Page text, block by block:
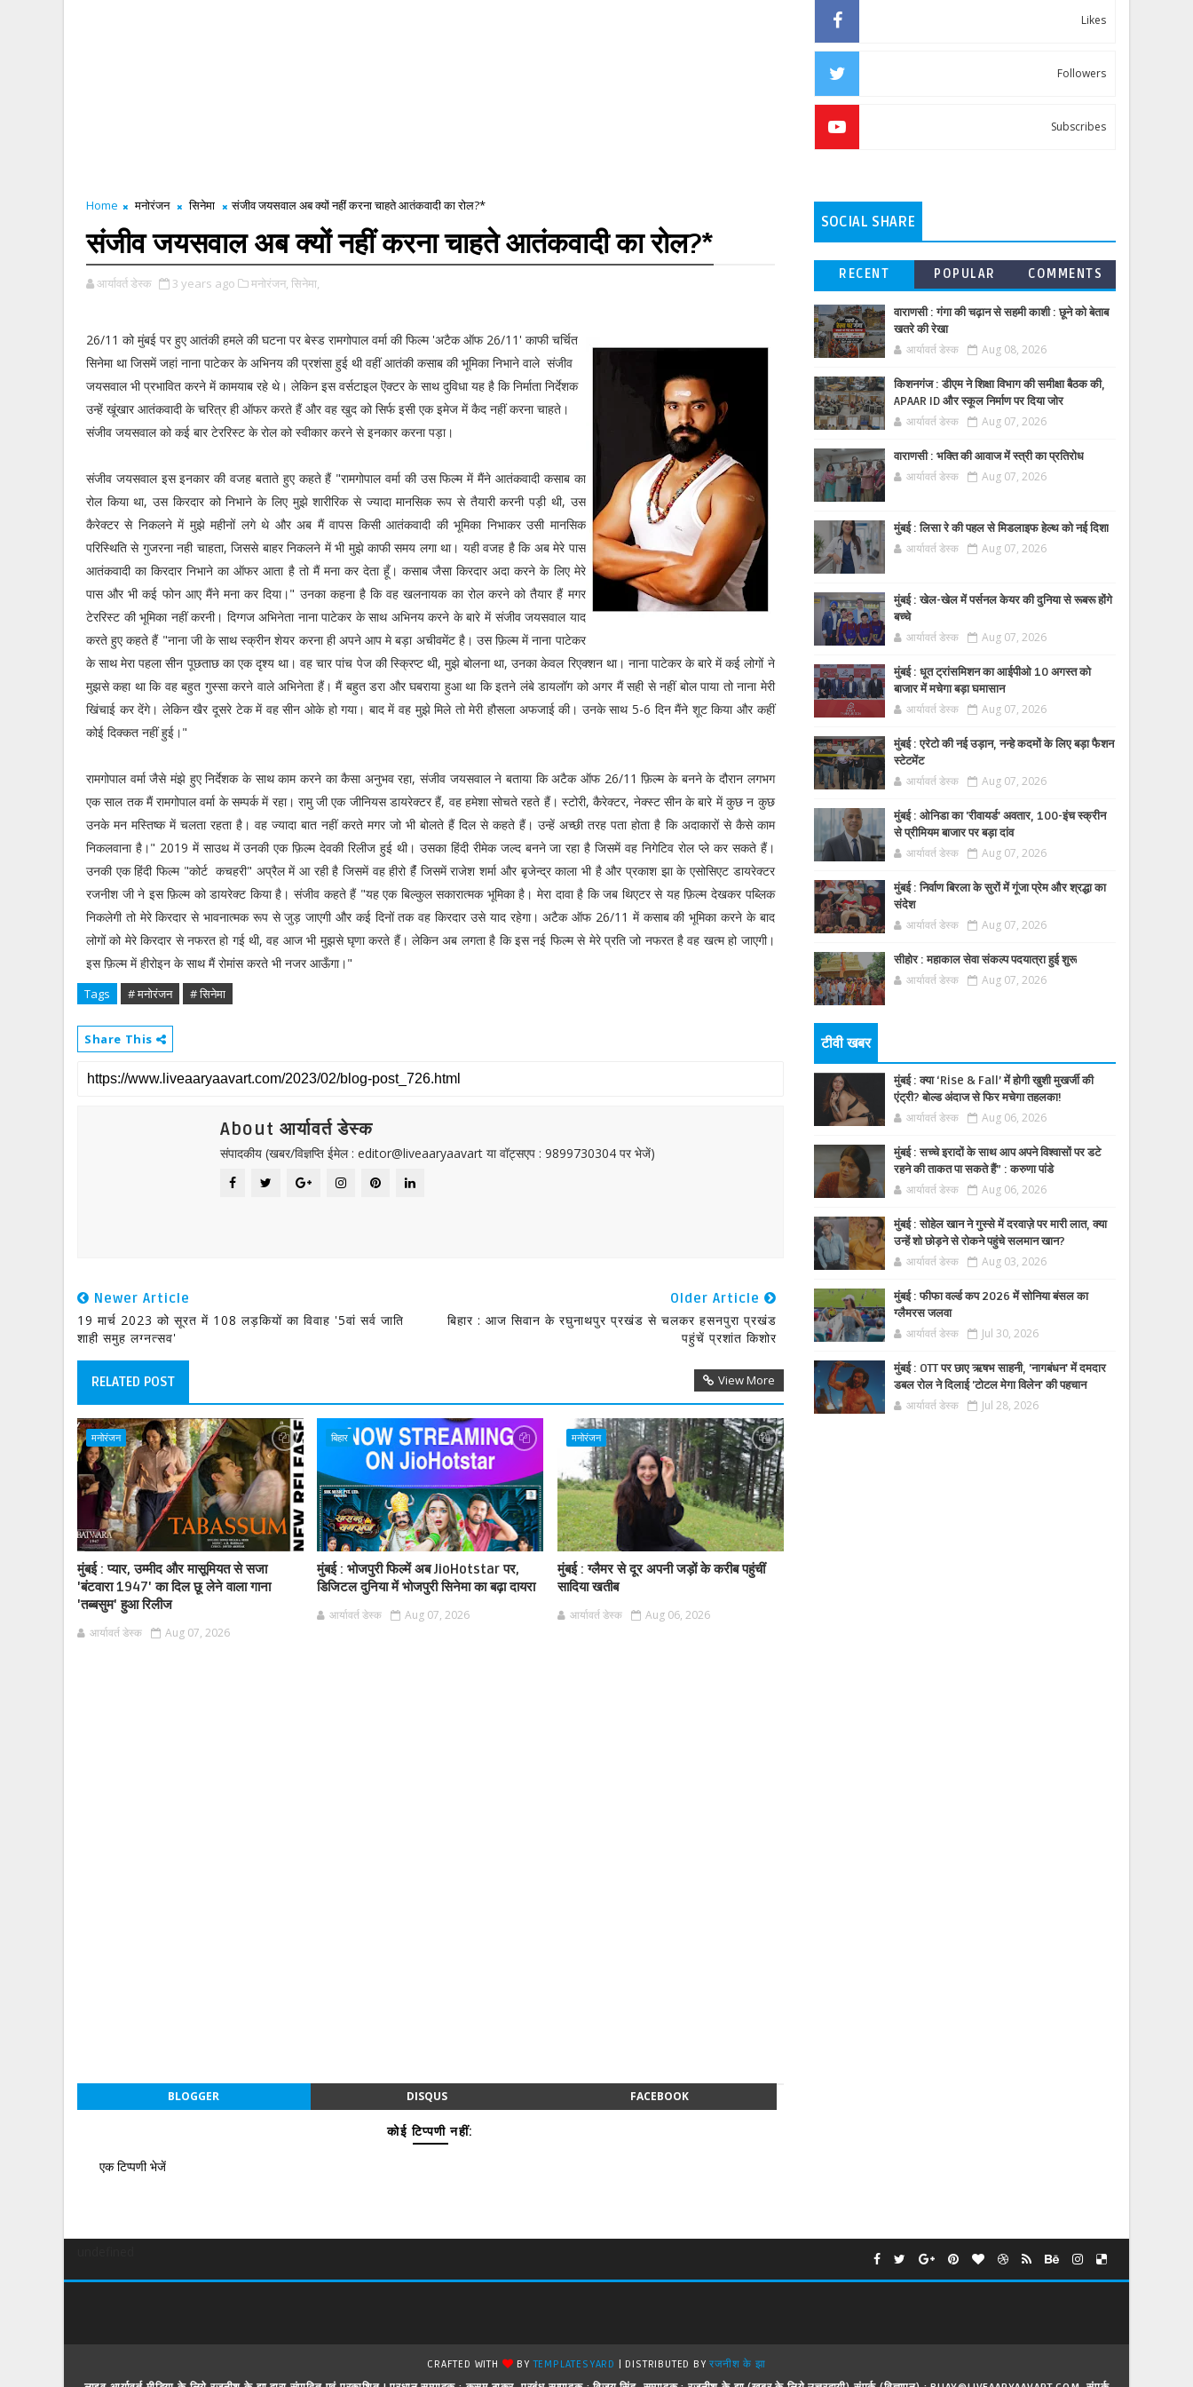
Home मनोरंजन सिनेमा संजीव जयसवाल अब क्यों नहीं करना चाहते आतंकवादी का रोल?*
संजीव जयसवाल अब क्यों नहीं करना चाहते आतंकवादी का रोल?*
आर्यावर्त डेस्क 3 years ago मनोरंजन, सिनेमा,
26/11 को मुंबई पर हुए आतंकी हमले की घटना पर बेस्ड रामगोपाल वर्मा की फिल्म 'अटैक ऑफ 26/11' काफी चर्चित
सिनेमा था जिसमें जहां नाना पाटेकर के अभिनय की प्रशंसा हुई थी वहीं आतंकी कसाब की भूमिका निभाने वाले संजीव
जयसवाल भी प्रभावित करने में कामयाब रहे थे। लेकिन इस वर्सटाइल ऎक्टर के साथ दुविधा यह है कि निर्माता निर्देशक
उन्हें खूंखार आतंकवादी के चरित्र ही ऑफर करते हैं और वह खुद को सिर्फ इसी एक इमेज में कैद नहीं करना चाहते।
संजीव जयसवाल को कई बार टेररिस्ट के रोल को स्वीकार करने से इनकार करना पड़ा।
संजीव जयसवाल इस इनकार की वजह बताते हुए कहते हैं "रामगोपाल वर्मा की उस फिल्म में मैंने आतंकवादी कसाब का
रोल किया था, उस किरदार को निभाने के लिए मुझे शारीरिक से ज्यादा मानसिक रूप से तैयारी करनी पड़ी थी, उस
कैरेक्टर से निकलने में मुझे महीनों लगे थे और अब मैं वापस किसी आतंकवादी की भूमिका निभाकर उसी मानसिक
परिस्थिति से गुजरना नही चाहता, जिससे बाहर निकलने में भी मुझे काफी समय लगा था। यही वजह है कि अब मेरे पास
आतंकवादी का किरदार निभाने का ऑफर आता है तो मैं मना कर देता हूँ। कसाब जैसा किरदार अदा करने के लिए मेरे
पास और भी कई फोन आए मैंने मना कर दिया।" उनका कहना है कि वह खलनायक का रोल करने को तैयार हैं मगर
टेररिस्ट की भूमिका नहीं करनी। दिग्गज अभिनेता नाना पाटेकर के साथ अभिनय करने के बारे में संजीव जयसवाल याद
करते हुए कहते हैं "नाना जी के साथ स्क्रीन शेयर करना ही अपने आप मे बड़ा अचीवमेंट है। उस फ़िल्म में नाना पाटेकर
के साथ मेरा पहला सीन पूछताछ का एक दृश्य था। वह चार पांच पेज की स्क्रिप्ट थी, मुझे बोलना था, उनका केवल रिएक्शन था। नाना पाटेकर के बारे में कई लोगों ने
मुझसे कहा था कि वह बहुत गुस्सा करने वाले अभिनेता हैं। मैं बहुत डरा और घबराया हुआ था कि इतने लंबे डायलॉग को अगर मैं सही से नहीं बोल पाया तो नाना मेरी
खिंचाई कर देंगे। लेकिन खैर दूसरे टेक में वह सीन ओके हो गया। बाद में वह मुझे मिले तो मेरी हौसला अफजाई की। उनके साथ 5-6 दिन मैंने शूट किया और कहीं
कोई दिक्कत नहीं हुई।"
रामगोपाल वर्मा जैसे मंझे हुए निर्देशक के साथ काम करने का कैसा अनुभव रहा, संजीव जयसवाल ने बताया कि अटैक ऑफ 26/11 फ़िल्म के बनने के दौरान लगभग
एक साल तक मैं रामगोपाल वर्मा के सम्पर्क में रहा। रामु जी एक जीनियस डायरेक्टर हैं, वह हमेशा सोचते रहते हैं। स्टोरी, कैरेक्टर, नेक्स्ट सीन के बारे में कुछ न कुछ
उनके मन मस्तिष्क में चलता रहता है। वह ज्यादा बात नहीं करते मगर जो भी बोलते हैं दिल से कहते हैं। उन्हें अच्छी तरह पता होता है कि अदाकारों से कैसे काम
निकलवाना है।" 2019 में साउथ में उनकी एक फ़िल्म देवकी रिलीज हुई थी। उसका हिंदी रीमेक जल्द बनने जा रहा है जिसमें वह निगेटिव रोल प्ले कर सकते हैं।
उनकी एक हिंदी फिल्म "कोर्ट कचहरी" अप्रैल में आ रही है जिसमें वह हीरो हैंं जिसमें राजेश शर्मा और बृजेन्द्र काला भी है और प्रकाश झा के एसोसिएट डायरेक्टर
रजनीश जी ने इस फ़िल्म को डायरेक्ट किया है। संजीव कहते हैं "यह एक बिल्कुल सकारात्मक भूमिका है। मेरा दावा है कि जब थिएटर से यह फ़िल्म देखकर पब्लिक
निकलेगी तो मेरे किरदार से भावनात्मक रूप से जुड़ जाएगी और कई दिनों तक वह किरदार उसे याद रहेगा। अटैक ऑफ 26/11 में कसाब की भूमिका करने के बाद
लोगों को मेरे किरदार से नफरत हो गई थी, वह आज भी मुझसे घृणा करते हैं। लेकिन अब लगता है कि इस नई फिल्म से मेरे प्रति जो नफरत है वह खत्म हो जाएगी।
इस फ़िल्म में हीरोइन के साथ मैं रोमांस करते भी नजर आऊँगा।"
Tags # मनोरंजन # सिनेमा
Share This
About आर्यावर्त डेस्क
संपादकीय (खबर/विज्ञप्ति ईमेल : editor@liveaaryaavart या वॉट्सएप : 9899730304 पर भेजें)
Newer Article
19 मार्च 2023 को सूरत में 108 लड़कियों का विवाह '5वां सर्व जाति
शाही समुह लग्नत्सव'
Older Article
बिहार : आज सिवान के रघुनाथपुर प्रखंड से चलकर हसनपुरा प्रखंड
पहुंचें प्रशांत किशोर
RELATED POST View More
मनोरंजन
मुंबई : प्यार, उम्मीद और मासूमियत से सजा
'बंटवारा 1947' का दिल छू लेने वाला गाना
'तब्बसुम' हुआ रिलीज
आर्यावर्त डेस्क Aug 07, 2026
बिहार
मुंबई : भोजपुरी फिल्में अब JioHotstar पर,
डिजिटल दुनिया में भोजपुरी सिनेमा का बढ़ा दायरा
आर्यावर्त डेस्क Aug 07, 2026
मनोरंजन
मुंबई : ग्लैमर से दूर अपनी जड़ों के करीब पहुंचीं
सादिया खतीब
आर्यावर्त डेस्क Aug 06, 2026
BLOGGER DISQUS FACEBOOK
कोई टिप्पणी नहीं:
एक टिप्पणी भेजें
Likes
Followers
Subscribes
SOCIAL SHARE
RECENT POPULAR COMMENTS
वाराणसी : गंगा की चढ़ान से सहमी काशी : छूने को बेताब
खतरे की रेखा
आर्यावर्त डेस्क Aug 08, 2026
किशनगंज : डीएम ने शिक्षा विभाग की समीक्षा बैठक की,
APAAR ID और स्कूल निर्माण पर दिया जोर
आर्यावर्त डेस्क Aug 07, 2026
वाराणसी : भक्ति की आवाज में स्त्री का प्रतिरोध
आर्यावर्त डेस्क Aug 07, 2026
मुंबई : लिसा रे की पहल से मिडलाइफ हेल्थ को नई दिशा
आर्यावर्त डेस्क Aug 07, 2026
मुंबई : खेल-खेल में पर्सनल केयर की दुनिया से रूबरू होंगे
बच्चे
आर्यावर्त डेस्क Aug 07, 2026
मुंबई : धूत ट्रांसमिशन का आईपीओ 10 अगस्त को
बाजार में मचेगा बड़ा घमासान
आर्यावर्त डेस्क Aug 07, 2026
मुंबई : एरेटो की नई उड़ान, नन्हे कदमों के लिए बड़ा फैशन
स्टेटमेंट
आर्यावर्त डेस्क Aug 07, 2026
मुंबई : ओनिडा का 'रीवायर्ड’ अवतार, 100-इंच स्क्रीन
से प्रीमियम बाजार पर बड़ा दांव
आर्यावर्त डेस्क Aug 07, 2026
मुंबई : निर्वाण बिरला के सुरों में गूंजा प्रेम और श्रद्धा का
संदेश
आर्यावर्त डेस्क Aug 07, 2026
सीहोर : महाकाल सेवा संकल्प पदयात्रा हुई शुरू
आर्यावर्त डेस्क Aug 07, 2026
टीवी खबर
मुंबई : क्या ‘Rise & Fall’ में होगी खुशी मुखर्जी की
एंट्री? बोल्ड अंदाज से फिर मचेगा तहलका!
आर्यावर्त डेस्क Aug 06, 2026
मुंबई : सच्चे इरादों के साथ आप अपने विश्वासों पर डटे
रहने की ताकत पा सकते हैं” : करुणा पांडे
आर्यावर्त डेस्क Aug 06, 2026
मुंबई : सोहेल खान ने गुस्से में दरवाज़े पर मारी लात, क्या
उन्हें शो छोड़ने से रोकने पहुंचे सलमान खान?
आर्यावर्त डेस्क Aug 03, 2026
मुंबई : फीफा वर्ल्ड कप 2026 में सोनिया बंसल का
ग्लैमरस जलवा
आर्यावर्त डेस्क Jul 30, 2026
मुंबई : OTT पर छाए ऋषभ साहनी, 'नागबंधन' में दमदार
डबल रोल ने दिलाई 'टोटल मेगा विलेन' की पहचान
आर्यावर्त डेस्क Jul 28, 2026
CRAFTED WITH BYTEMPLATESYARD | DISTRIBUTED BYरजनीश के झा